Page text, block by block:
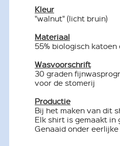
Kleur
"walnut" (licht bruin)
Materiaal
55% biologisch katoen
Wasvoorschrift
30 graden
voor de stomerij
Productie
Bij het maken van dit
Elk shirt is gemaakt in
Genaaid onder